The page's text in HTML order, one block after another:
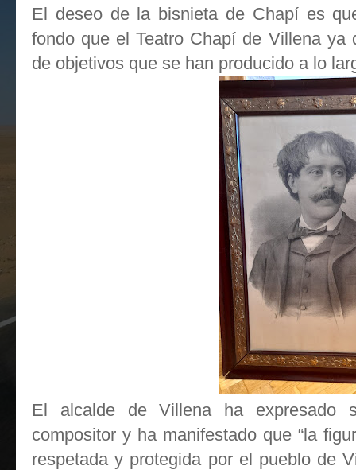
El deseo de la bisnieta de Chapí es
fondo que el Teatro Chapí de Villena ya
de objetivos que se han producido a lo
El alcalde de Villena ha expresado
compositor y ha manifestado que “la
respetada y protegida por el pueblo de